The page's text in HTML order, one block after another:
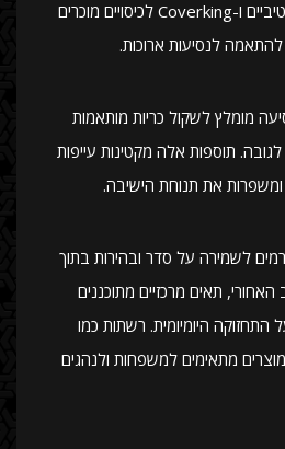
Recaro למושבים ספורטיביים ו-Coverking לכיסויים מוכרים
לנסיעות ארוכות.
מומלץ לשקול כריות מותאמות
תוספות אלה מקטינות עייפות
ומשפרות את תנוחת הישיבה.
לשמירה על סדר ובהירות בתוך
האחורי, תאים מרכזיים מתוכננים
התחזוקה היומיומית. רשתות כמו
מתאימים למשפחות ולנהגים